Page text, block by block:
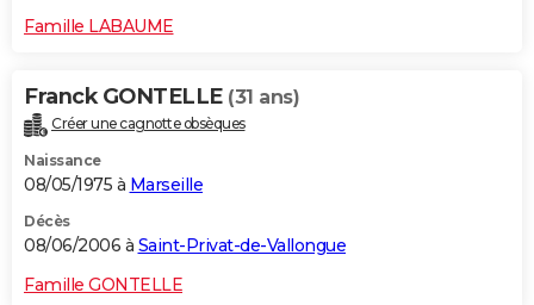
Famille LABAUME
Franck GONTELLE (31 ans)
Créer une cagnotte obsèques
Naissance
08/05/1975 à Marseille
Décès
08/06/2006 à Saint-Privat-de-Vallongue
Famille GONTELLE